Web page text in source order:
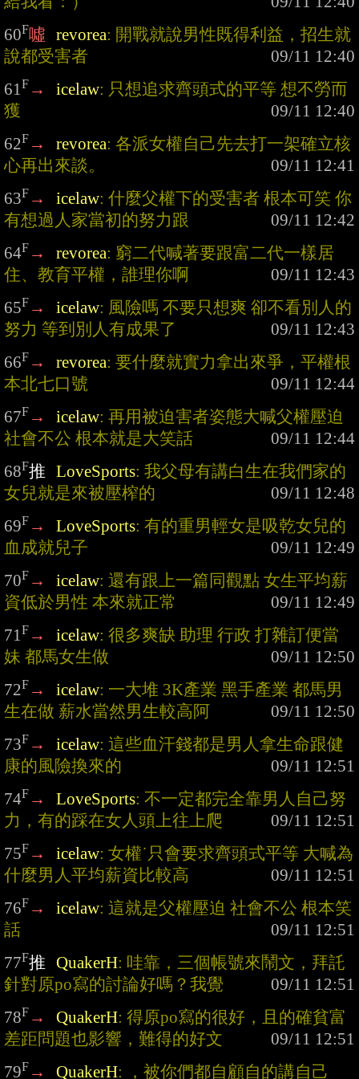
60F噓 revorea: 開戰就說男性既得利益，招生就
說都受害者
61F → icelaw: 只想追求齊頭式的平等 想不勞而
獲
62F → revorea: 各派女權自己先去打一架確立核
心再出來談。
63F → icelaw: 什麼父權下的受害者 根本可笑 你
有想過人家當初的努力跟
64F → revorea: 窮二代喊著要跟富二代一樣居
住、教育平權，誰理你啊
65F → icelaw: 風險嗎 不要只想爽 卻不看別人的
努力 等到別人有成果了
66F → revorea: 要什麼就實力拿出來爭，平權根
本北七口號
67F → icelaw: 再用被迫害者姿態大喊父權壓迫
社會不公 根本就是大笑話
68F推 LoveSports: 我父母有講白生在我們家的
女兒就是來被壓榨的
69F → LoveSports: 有的重男輕女是吸乾女兒的
血成就兒子
70F → icelaw: 還有跟上一篇同觀點 女生平均薪
資低於男性 本來就正常
71F → icelaw: 很多爽缺 助理 行政 打雜訂便當
妹 都馬女生做
72F → icelaw: 一大堆 3K產業 黑手產業 都馬男
生在做 薪水當然男生較高阿
73F → icelaw: 這些血汗錢都是男人拿生命跟健
康的風險換來的
74F → LoveSports: 不一定都完全靠男人自己努
力，有的踩在女人頭上往上爬
75F → icelaw: 女權˙只會要求齊頭式平等 大喊為
什麼男人平均薪資比較高
76F → icelaw: 這就是父權壓迫 社會不公 根本笑
話
77F推 QuakerH: 哇靠，三個帳號來鬧文，拜託
針對原po寫的討論好嗎？我覺
78F → QuakerH: 得原po寫的很好，且的確貧富
差距問題也影響，難得的好文
79F → QuakerH: ，被你們都自顧自的講自己